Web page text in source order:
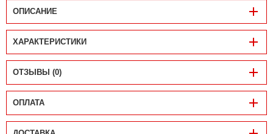
ОПИСАНИЕ
ХАРАКТЕРИСТИКИ
ОТЗЫВЫ (0)
ОПЛАТА